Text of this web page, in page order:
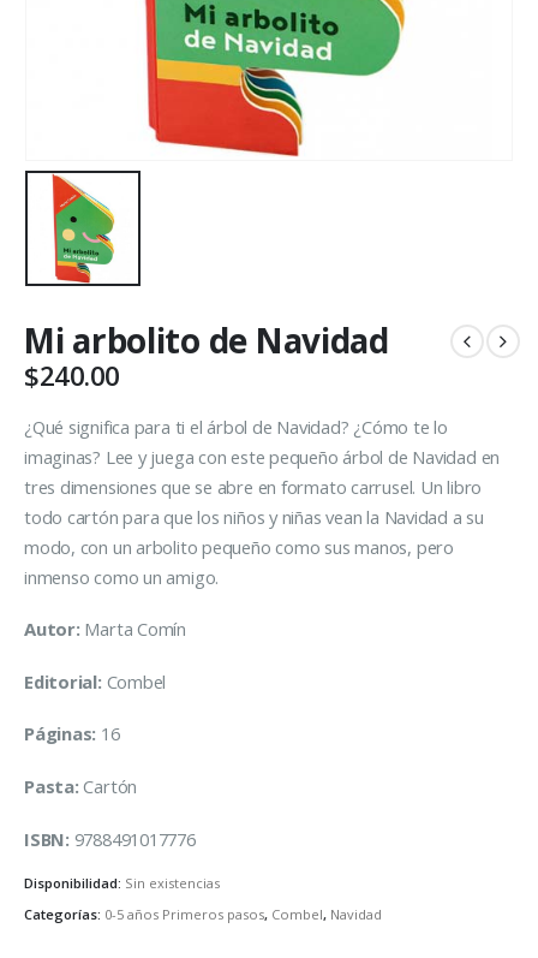
Mi arbolito de Navidad
$240.00
¿Qué significa para ti el árbol de Navidad? ¿Cómo te lo
imaginas? Lee y juega con este pequeño árbol de Navidad en
tres dimensiones que se abre en formato carrusel. Un libro
todo cartón para que los niños y niñas vean la Navidad a su
modo, con un arbolito pequeño como sus manos, pero
inmenso como un amigo.
Autor: Marta Comín
Editorial: Combel
Páginas: 16
Pasta: Cartón
ISBN: 9788491017776
Disponibilidad: Sin existencias
Categorías: 0-5 años Primeros pasos, Combel, Navidad